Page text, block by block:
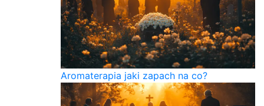
Aromaterapia jaki zapach na co?